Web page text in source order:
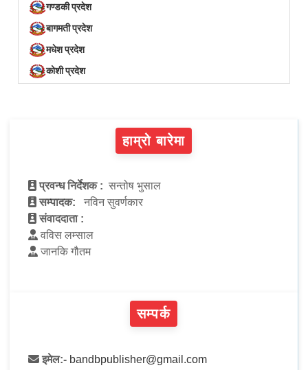
गण्डकी प्रदेश
बागमती प्रदेश
मधेश प्रदेश
कोशी प्रदेश
हाम्रो बारेमा
प्रवन्ध निर्देशक : सन्तोष भुसाल
सम्पादक:
नविन सुवर्णकार
संवाददाता :
वविस लम्साल
जानकि गौतम
सम्पर्क
इमेल:- bandbpublisher@gmail.com